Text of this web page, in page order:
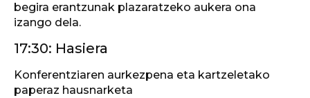
begira erantzunak plazaratzeko aukera ona
izango dela.
17:30: Hasiera
Konferentziaren aurkezpena eta kartzeletako
paperaz hausnarketa